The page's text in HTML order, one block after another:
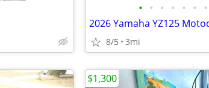
• • • • • • •
2026 Yamaha YZ125
8/5 3mi
$1,300